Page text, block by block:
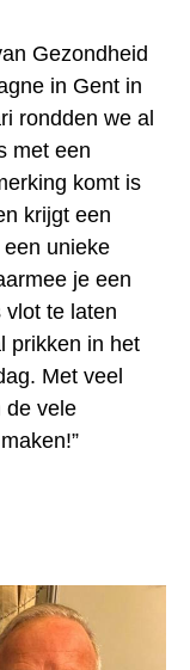
Gezondheid
in Gent in
rondden we al
met een
komt is
krijgt een
unieke
je een
te laten
prikken in het
Met veel
de vele